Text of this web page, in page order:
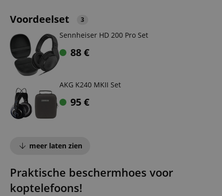
Voordeelset 3
Sennheiser HD 200 Pro Set
88€
AKG K240 MKII Set
95€
meer laten zien
Praktische beschermhoes voor
koptelefoons!